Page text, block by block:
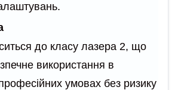
до класу лазера 2, що
використання в
умовах без ризику